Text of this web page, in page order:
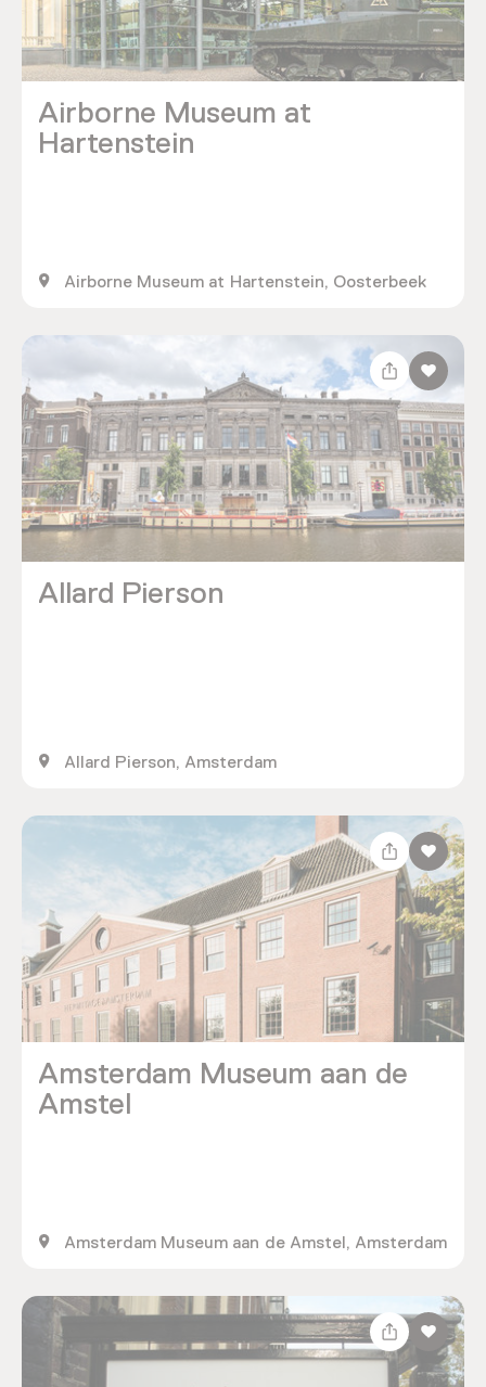
Airborne Museum at
Hartenstein
Airborne Museum at Hartenstein, Oosterbeek
Allard Pierson
Allard Pierson, Amsterdam
Amsterdam Museum aan de
Amstel
Amsterdam Museum aan de Amstel, Amsterdam